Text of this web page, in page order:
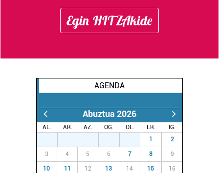
Egin HITZAkide
AGENDA
Abuztua 2026
AL. AR. AZ. OG. OL. LR.
IG.
1 2
3 4 5 6 7 8 9
10 11 12 13 14 15 16